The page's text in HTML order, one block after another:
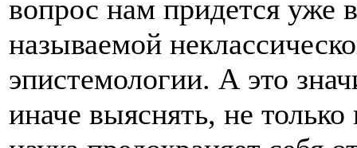
вопрос нам придется уже
называемой
эпистемологии. А это
иначе выяснять, не